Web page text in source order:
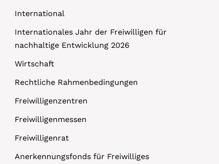
International
Internationales Jahr der Freiwilligen für
nachhaltige Entwicklung 2026
Wirtschaft
Rechtliche Rahmenbedingungen
Freiwilligenzentren
Freiwilligenmessen
Freiwilligenrat
Anerkennungsfonds für Freiwilliges